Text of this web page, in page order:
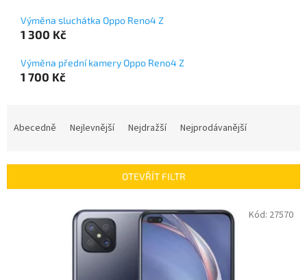
Výměna sluchátka Oppo Reno4 Z
1 300 Kč
Výměna přední kamery Oppo Reno4 Z
1 700 Kč
í
Abecedně Nejlevnější Nejdražší Nejprodávanější
OTEVŘÍT FILTR
Kód: 27570